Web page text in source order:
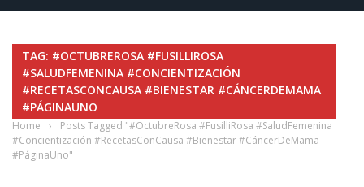
TAG: #OCTUBREROSA #FUSILLIROSA
#SALUDFEMENINA #CONCIENTIZACIÓN
#RECETASCONCAUSA #BIENESTAR #CÁNCERDEMAMA
#PÁGINAUNO
Home ›
Posts Tagged "#OctubreRosa #FusilliRosa #SaludFemenina
#Concientización #RecetasConCausa #Bienestar #CáncerDeMama
#PáginaUno"